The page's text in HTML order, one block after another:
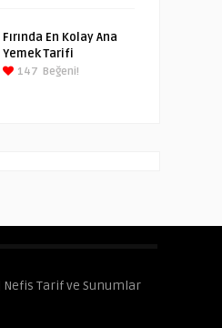
Fırında En Kolay Ana
Yemek Tarifi
147 Beğeni!
Nefis Tarif ve Sunumlar